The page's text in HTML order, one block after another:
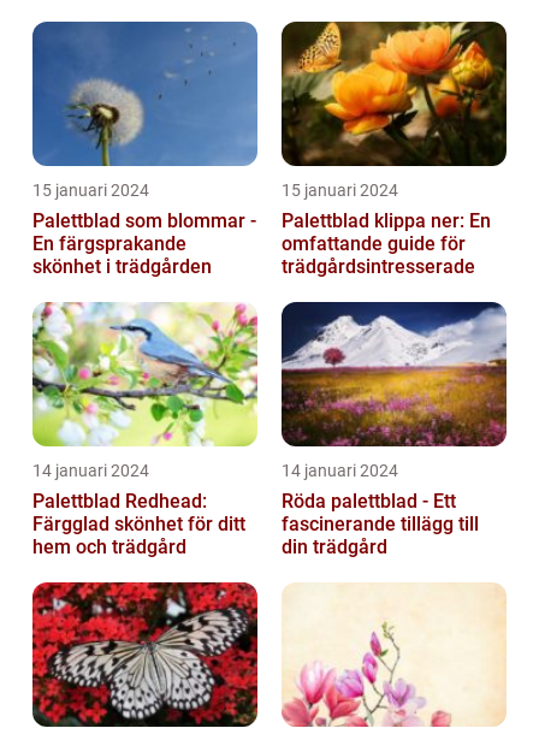
15 januari 2024
Palettblad som blommar -
En färgsprakande
skönhet i trädgården
15 januari 2024
Palettblad klippa ner: En
omfattande guide för
trädgårdsintresserade
14 januari 2024
Palettblad Redhead:
Färgglad skönhet för ditt
hem och trädgård
14 januari 2024
Röda palettblad - Ett
fascinerande tillägg till
din trädgård